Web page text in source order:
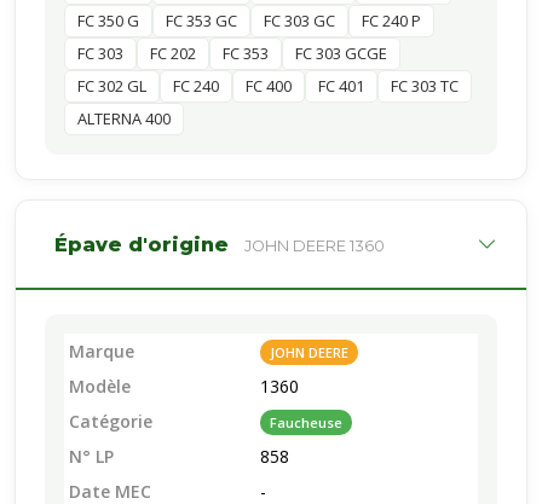
FC 350 G
FC 353 GC FC 303 GC
FC 240 P
FC 303
FC 202 FC 353
FC 303 GCGE
FC 302 GL
FC 240 FC 400 FC 401
FC 303 TC
ALTERNA 400
Épave d'origine JOHN DEERE 1360
Marque JOHN DEERE
Modèle
1360
Catégorie
Faucheuse
N° LP
858
Date MEC
-